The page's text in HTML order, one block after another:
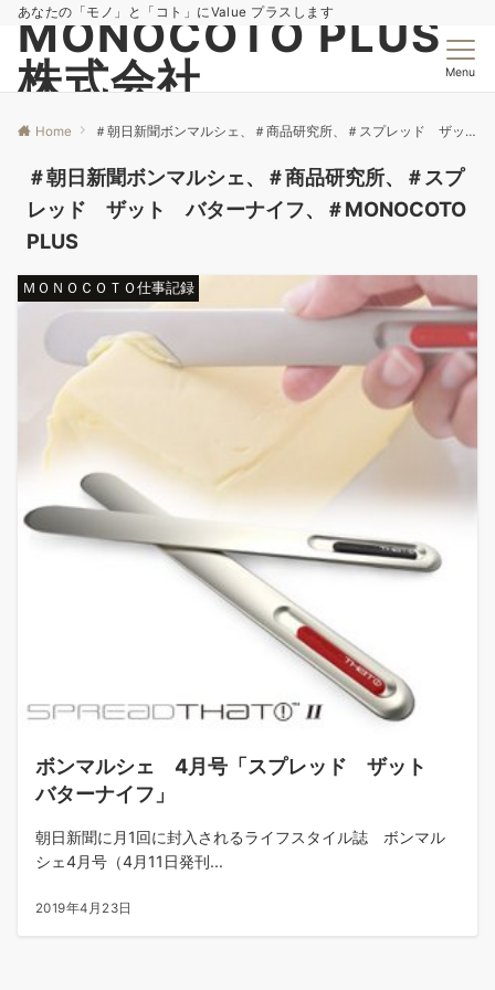
あなたの「モノ」と「コト」にValue プラスします
MONOCOTO PLUS
株式会社
Menu
Home ＃朝日新聞ボンマルシェ、＃商品研究所、＃スプレッド ザット バターナイフ、＃MONOCOTO PLUS
＃朝日新聞ボンマルシェ、＃商品研究所、＃スプ
レッド ザット バターナイフ、＃MONOCOTO
PLUS
ＭＯＮＯＣＯＴＯ仕事記録
ボンマルシェ 4月号「スプレッド ザット
バターナイフ」
朝日新聞に月1回に封入されるライフスタイル誌 ボンマル
シェ4月号（4月11日発刊...
2019年4月23日